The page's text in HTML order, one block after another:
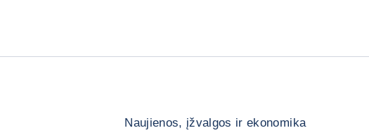
Naujienos, įžvalgos ir ekonomika